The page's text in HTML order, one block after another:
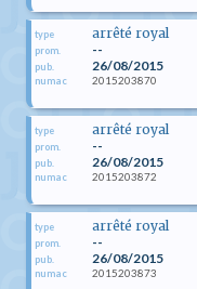
type arrêté royal
prom. --
pub. 26/08/2015
numac 2015203870
type arrêté royal
prom. --
pub. 26/08/2015
numac 2015203872
type arrêté royal
prom. --
pub. 26/08/2015
numac 2015203873